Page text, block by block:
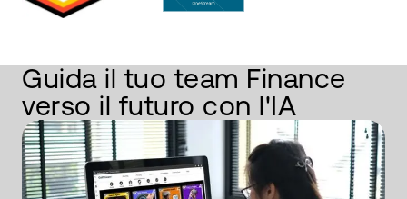
Guida il tuo team Finance
verso il futuro con l'IA